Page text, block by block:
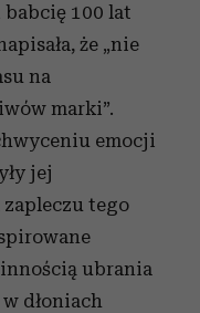
babcię 100 lat
że „nie
na
marki”.
emocji
jej
tego
ubrania
dłoniach